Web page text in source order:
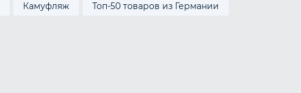
Камуфляж Топ-50 товаров из Германии